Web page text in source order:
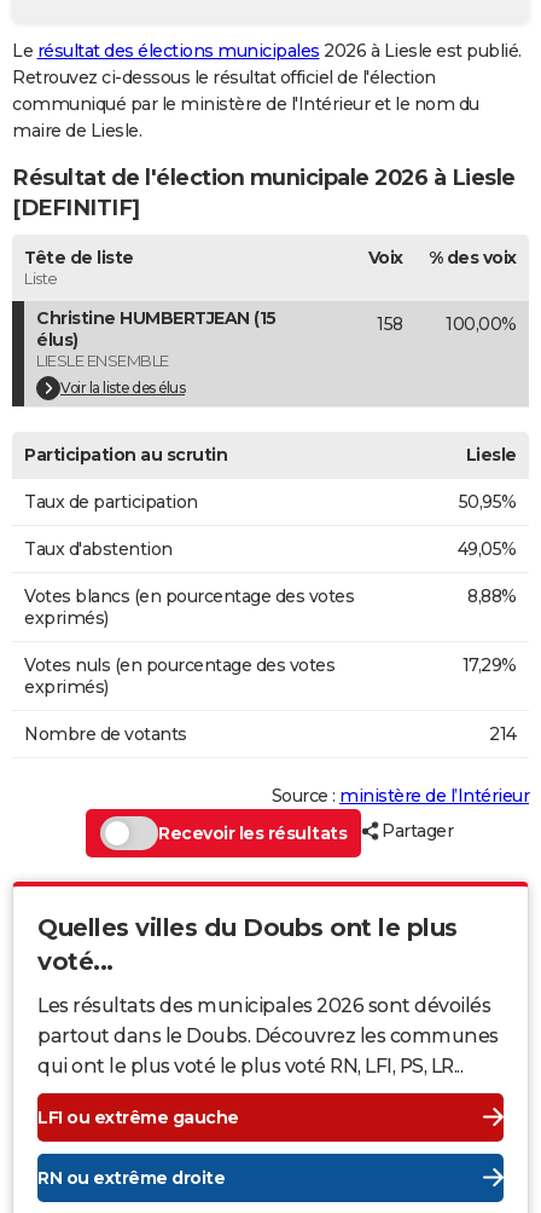
GUIDES D'ACHAT
BONS PLANS
CARTE DE VOEUX
Carte de Noël
Carte Bonne année
Carte Saint-Valentin
Carte Pâques
Carte d'anniversaire
DICTIONNAIRE
Dictionnaire
Biographies
Citations
Expressions
Proverbes
PROGRAMME TV
COPAINS D'AVANT
S'inscrire
Se connecter
Lycées
Collèges
Primaires
Universités
Entreprises
Service militaire
Avis de recherche
AVIS DE DÉCÈS
Bricolage
Lifestyle
Culture
Sport
Auto
Television
Voyage
Cinema
Le résultat des élections municipales 2026 à Liesle est publié.
Retrouvez ci-dessous le résultat officiel de l'élection
communiqué par le ministère de l'Intérieur et le nom du
maire de Liesle.
Résultat de l'élection municipale 2026 à Liesle
[DEFINITIF]
Tête de liste
Liste
Voix % des voix
Christine HUMBERTJEAN (15
élus)
LIESLE ENSEMBLE
Voir la liste des élus
158 100,00%
Participation au scrutin Liesle
Taux de participation 50,95%
Taux d'abstention 49,05%
Votes blancs (en pourcentage des votes
exprimés)
8,88%
Votes nuls (en pourcentage des votes
exprimés)
17,29%
Nombre de votants 214
Source : ministère de l’Intérieur
Recevoir les résultats
Partager
Quelles villes du Doubs ont le plus
voté...
Les résultats des municipales 2026 sont dévoilés
partout dans le Doubs. Découvrez les communes
qui ont le plus voté le plus voté RN, LFI, PS, LR...
LFI ou extrême gauche
RN ou extrême droite